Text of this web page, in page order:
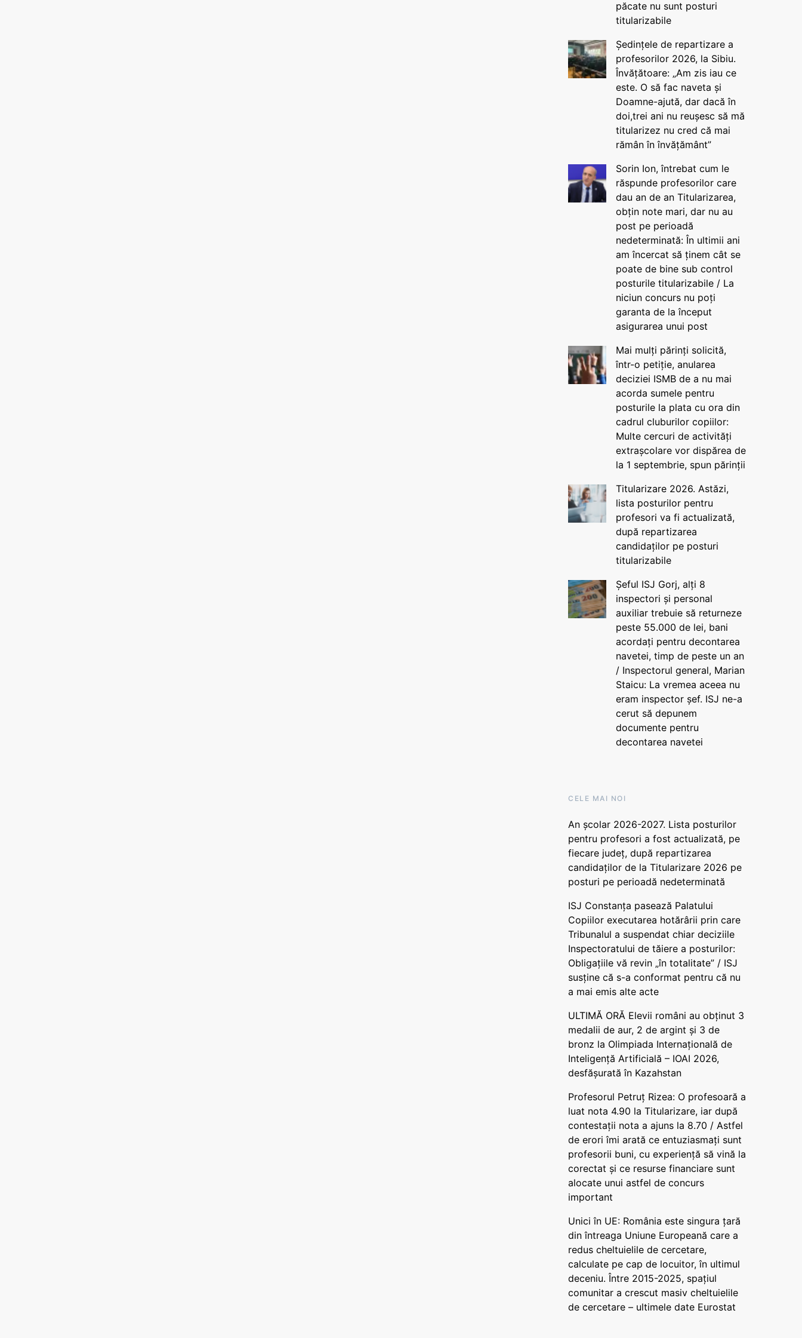
păcate nu sunt posturi
titularizabile
Ședințele de repartizare a
profesorilor 2026, la Sibiu.
Învățătoare: „Am zis iau ce
este. O să fac naveta și
Doamne-ajută, dar dacă în
doi,trei ani nu reușesc să mă
titularizez nu cred că mai
rămân în învățământ”
Sorin Ion, întrebat cum le
răspunde profesorilor care
dau an de an Titularizarea,
obțin note mari, dar nu au
post pe perioadă
nedeterminată: În ultimii ani
am încercat să ținem cât se
poate de bine sub control
posturile titularizabile / La
niciun concurs nu poți
garanta de la început
asigurarea unui post
Mai mulți părinți solicită,
într-o petiție, anularea
deciziei ISMB de a nu mai
acorda sumele pentru
posturile la plata cu ora din
cadrul cluburilor copiilor:
Multe cercuri de activități
extrașcolare vor dispărea de
la 1 septembrie, spun părinții
Titularizare 2026. Astăzi,
lista posturilor pentru
profesori va fi actualizată,
după repartizarea
candidaților pe posturi
titularizabile
Șeful ISJ Gorj, alți 8
inspectori și personal
auxiliar trebuie să returneze
peste 55.000 de lei, bani
acordați pentru decontarea
navetei, timp de peste un an
/ Inspectorul general, Marian
Staicu: La vremea aceea nu
eram inspector șef. ISJ ne-a
cerut să depunem
documente pentru
decontarea navetei
CELE MAI NOI
An școlar 2026-2027. Lista posturilor
pentru profesori a fost actualizată, pe
fiecare județ, după repartizarea
candidaților de la Titularizare 2026 pe
posturi pe perioadă nedeterminată
ISJ Constanța pasează Palatului
Copiilor executarea hotărârii prin care
Tribunalul a suspendat chiar deciziile
Inspectoratului de tăiere a posturilor:
Obligațiile vă revin „în totalitate” / ISJ
susține că s-a conformat pentru că nu
a mai emis alte acte
ULTIMĂ ORĂ Elevii români au obținut 3
medalii de aur, 2 de argint și 3 de
bronz la Olimpiada Internațională de
Inteligență Artificială – IOAI 2026,
desfășurată în Kazahstan
Profesorul Petruț Rizea: O profesoară a
luat nota 4.90 la Titularizare, iar după
contestații nota a ajuns la 8.70 / Astfel
de erori îmi arată ce entuziasmați sunt
profesorii buni, cu experiență să vină la
corectat și ce resurse financiare sunt
alocate unui astfel de concurs
important
Unici în UE: România este singura țară
din întreaga Uniune Europeană care a
redus cheltuielile de cercetare,
calculate pe cap de locuitor, în ultimul
deceniu. Între 2015-2025, spațiul
comunitar a crescut masiv cheltuielile
de cercetare – ultimele date Eurostat